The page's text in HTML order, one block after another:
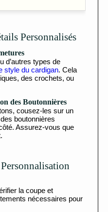
Personnalisés
d’autres types de
style du cardigan. Cela
des crochets, ou
des Boutonnières
cousez-les sur un
boutonnières
Assurez-vous que
la coupe et
nécessaires pour